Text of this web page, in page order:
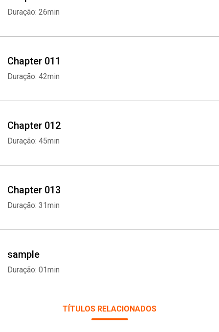
Duração: 26min
Chapter 011
Duração: 42min
Chapter 012
Duração: 45min
Chapter 013
Duração: 31min
sample
Duração: 01min
TÍTULOS RELACIONADOS
Whatsapp Facebook Twitter E-mail